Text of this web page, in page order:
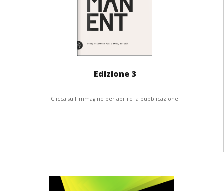
Edizione 3
Clicca sull'immagine per aprire la pubblicazione